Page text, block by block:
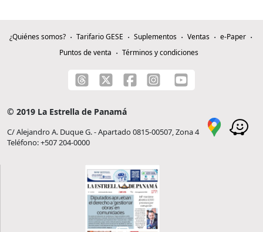
¿Quiénes somos? Tarifario GESE Suplementos Ventas
e-Paper
Puntos de venta
Términos y condiciones
© 2019 La Estrella de Panamá
C/ Alejandro A. Duque G. - Apartado 0815-00507, Zona 4
Teléfono: +507 204-0000